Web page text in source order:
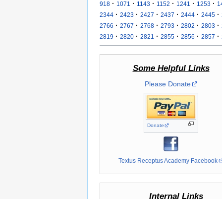
918 · 1071 · 1143 · 1152 · 1241 · 1253 ·
2344 · 2423 · 2427 · 2437 · 2444 · 2445 ·
2766 · 2767 · 2768 · 2793 · 2802 · 2803 ·
2819 · 2820 · 2821 · 2855 · 2856 · 2857 ·
Some Helpful Links
Please Donate
Donate
Textus Receptus Academy Facebook
Internal Links